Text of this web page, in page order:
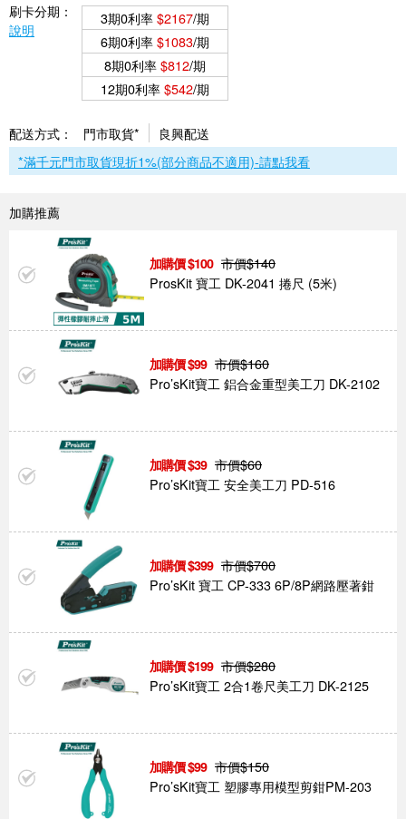
刷卡分期：
說明
3期0利率$2167/期
6期0利率$1083/期
8期0利率$812/期
12期0利率$542/期
配送方式： 門市取貨*
良興配送
*滿千元門市取貨現折1%(部分商品不適用)-請點我看
加購推薦
100 市價$140
ProsKit 寶工 DK-2041 捲尺 (5米)
99 市價$160
Pro’sKit寶工 鋁合金重型美工刀 DK-2102
39 市價$60
Pro’sKit寶工 安全美工刀 PD-516
399 市價$700
Pro’sKit 寶工 CP-333 6P/8P網路壓著鉗
199 市價$280
Pro’sKit寶工 2合1卷尺美工刀 DK-2125
99 市價$150
Pro’sKit寶工 塑膠專用模型剪鉗PM-203